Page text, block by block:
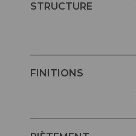
STRUCTURE
FINITIONS